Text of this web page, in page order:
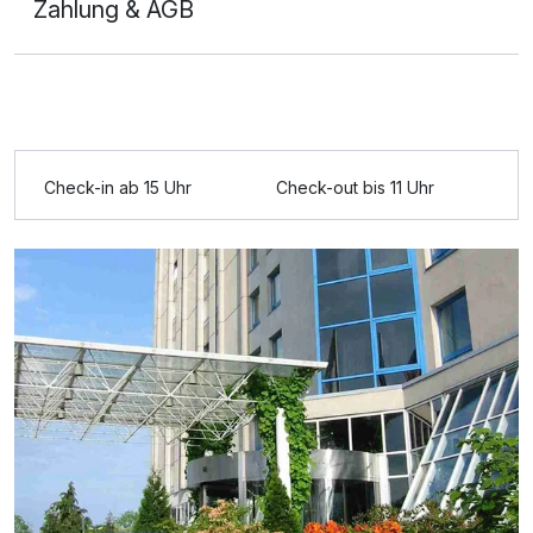
pro Person
pro Stück (1 Tag/e)
Schachtel Pralinen 15,00 €
pro Stück (1 Tag/e)
Strauß Blumen 35,00 €
pro Stück (1 Tag/e)
Für 3 Tage p.P. ab 119,00 €
Doppelzimmer Standard
2 Erwachsene und 1 Kind
Zahlung & AGB
Check-in ab 15 Uhr Check-out bis 11 Uhr